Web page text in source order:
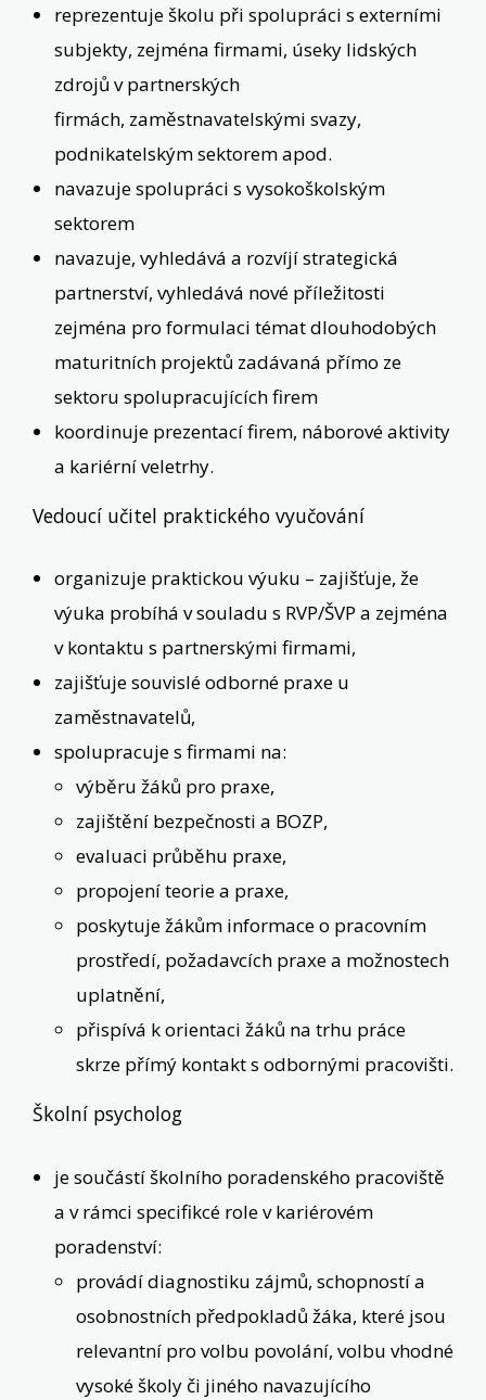
reprezentuje školu při spolupráci s externími
subjekty, zejména firmami, úseky lidských
zdrojů v partnerských
firmách, zaměstnavatelskými svazy,
podnikatelským sektorem apod.
navazuje spolupráci s vysokoškolským
sektorem
navazuje, vyhledává a rozvíjí strategická
partnerství, vyhledává nové příležitosti
zejména pro formulaci témat dlouhodobých
maturitních projektů zadávaná přímo ze
sektoru spolupracujících firem
koordinuje prezentací firem, náborové aktivity
a kariérní veletrhy.
Vedoucí učitel praktického vyučování
organizuje praktickou výuku – zajišťuje, že
výuka probíhá v souladu s RVP/ŠVP a zejména
v kontaktu s partnerskými firmami,
zajišťuje souvislé odborné praxe u
zaměstnavatelů,
spolupracuje s firmami na:
výběru žáků pro praxe,
zajištění bezpečnosti a BOZP,
evaluaci průběhu praxe,
propojení teorie a praxe,
poskytuje žákům informace o pracovním
prostředí, požadavcích praxe a možnostech
uplatnění,
přispívá k orientaci žáků na trhu práce
skrze přímý kontakt s odbornými pracovišti.
Školní psycholog
je součástí školního poradenského pracoviště
a v rámci specifikcé role v kariérovém
poradenství:
provádí diagnostiku zájmů, schopností a
osobnostních předpokladů žáka, které jsou
relevantní pro volbu povolání, volbu vhodné
vysoké školy či jiného navazujícího